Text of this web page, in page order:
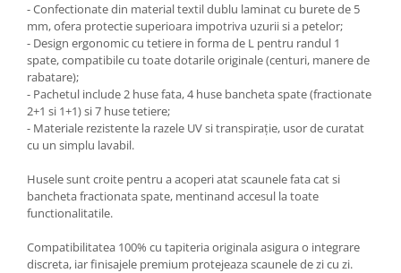
- Confectionate din material textil dublu laminat cu burete de 5
mm, ofera protectie superioara impotriva uzurii si a petelor;
- Design ergonomic cu tetiere in forma de L pentru randul 1
spate, compatibile cu toate dotarile originale (centuri, manere de
rabatare);
- Pachetul include 2 huse fata, 4 huse bancheta spate (fractionate
2+1 si 1+1) si 7 huse tetiere;
- Materiale rezistente la razele UV si transpirație, usor de curatat
cu un simplu lavabil.
Husele sunt croite pentru a acoperi atat scaunele fata cat si
bancheta fractionata spate, mentinand accesul la toate
functionalitatile.
Compatibilitatea 100% cu tapiteria originala asigura o integrare
discreta, iar finisajele premium protejeaza scaunele de zi cu zi.